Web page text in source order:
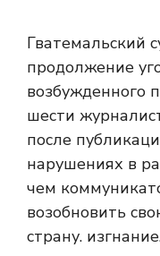
Гватемальский
продолжение
возбужденного
шести
после
нарушениях в
чем
возобновить
страну.